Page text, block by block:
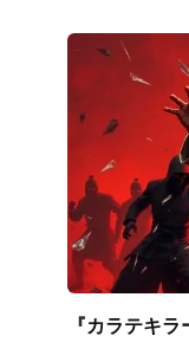
『カラテキ